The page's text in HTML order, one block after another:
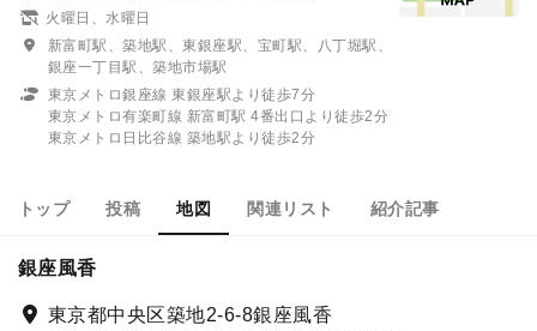
火曜日、水曜日
新富町駅、築地駅、東銀座駅、宝町駅、八丁堀駅、
銀座一丁目駅、築地市場駅
東京メトロ銀座線 東銀座駅より徒歩7分
東京メトロ有楽町線 新富町駅 4番出口より徒歩2分
東京メトロ日比谷線 築地駅より徒歩2分
トップ 投稿 地図 関連リスト 紹介記事
銀座風香
東京都中央区築地2-6-8銀座風香